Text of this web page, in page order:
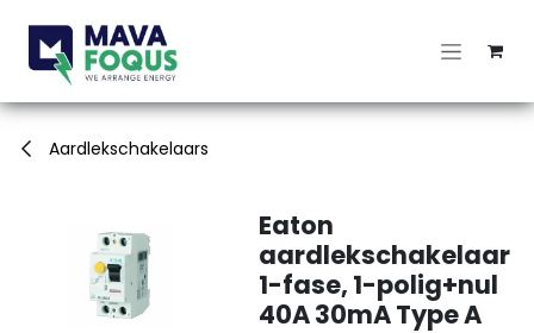
Aardlekschakelaars
Eaton
aardlekschakelaar
1-fase, 1-polig+nul
40A 30mA Type A